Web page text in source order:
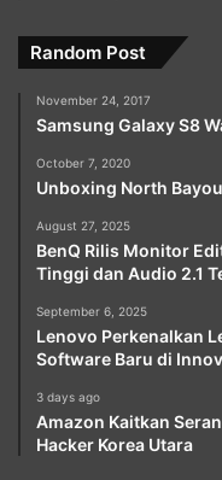
Random Post
November 24, 2017
Samsung Galaxy S8
October 7, 2020
Unboxing North
August 27, 2025
BenQ Rilis Monitor
Tinggi dan Audio 2.1
September 6, 2025
Lenovo Perkenalkan
Software Baru di
3 days ago
Amazon Kaitkan
Hacker Korea Utara